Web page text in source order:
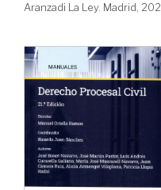
Aranzadi La Ley. Madrid,